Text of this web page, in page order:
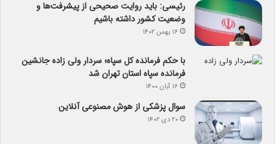
رئیسی: باید روایت صحیحی از پیشرفت‌ها و
وضعیت کشور داشته باشیم
۱۶ بهمن ۱۴۰۲
با حکم فرمانده کل سپاه؛ سردار ولی زاده جانشین
فرمانده سپاه استان تهران شد
۱۶ آبان ۱۴۰۰
سوال پزشکی از هوش مصنوعی آنلاین
۲۰ دی ۱۴۰۲